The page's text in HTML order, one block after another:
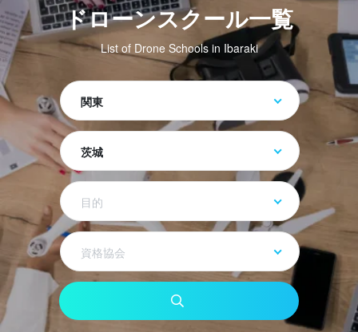
ドローンスクール一覧
List of Drone Schools in Ibaraki
関東
茨城
目的
資格協会